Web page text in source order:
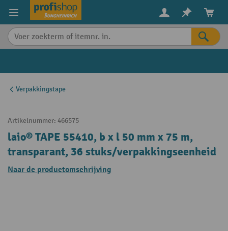
content
Verpakkingstape
Artikelnummer: 466575
laio® TAPE 55410, b x l 50 mm x 75 m,
transparant, 36 stuks/verpakkingseenheid
Naar de productomschrijving